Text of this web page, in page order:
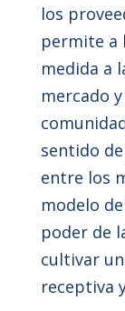
los
permite a
medida a
mercado
sentido
entre los
modelo
poder de
cultivar
receptiva